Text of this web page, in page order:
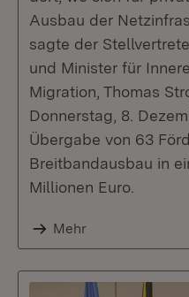
Ausbau der
sagte der
und Minister für
Migration, Thomas
Donnerstag, 8.
Übergabe von 63
Breitbandausbau in
Millionen Euro.
Mehr